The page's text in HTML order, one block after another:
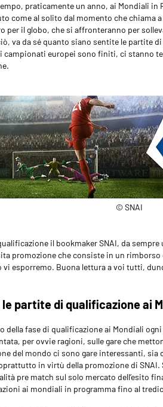
praticamente un anno, ai Mondiali in
come al solito dal momento che
per il globo, che si affronteranno per
va da sé quanto siano sentite le partite
campionati europei sono finiti, ci stanno
© SNAI
il bookmaker SNAI, da
promozione che consiste in un
vi esporremo. Buona lettura a voi tutti,
partite di qualificazione ai
della fase di qualificazione ai Mondiali
per ovvie ragioni, sulle gare che
del mondo ci sono gare interessanti,
in virtù della promozione di
pre match sul solo mercato dell’esito
ai mondiali in programma fino al